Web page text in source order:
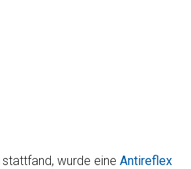
stattfand, wurde eineAntireflex